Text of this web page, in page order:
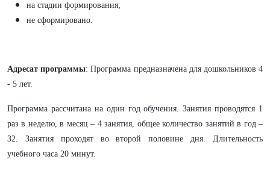
на стадии формирования;
не сформировано.
Адресат программы: Программа предназначена для дошкольников 4
- 5 лет.
Программа рассчитана на один год обучения. Занятия проводятся 1
раз в неделю, в месяц – 4 занятия, общее количество занятий в год –
32. Занятия проходят во второй половине дня. Длительность
учебного часа 20 минут.